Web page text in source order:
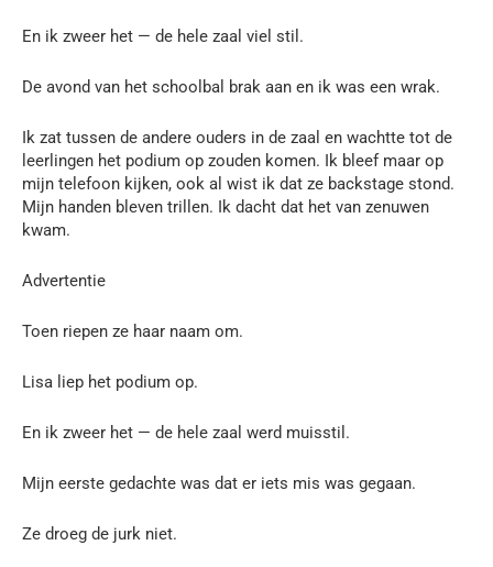
En ik zweer het — de hele zaal viel stil.
De avond van het schoolbal brak aan en ik was een wrak.
Ik zat tussen de andere ouders in de zaal en wachtte tot de
leerlingen het podium op zouden komen. Ik bleef maar op
mijn telefoon kijken, ook al wist ik dat ze backstage stond.
Mijn handen bleven trillen. Ik dacht dat het van zenuwen
kwam.
Advertentie
Toen riepen ze haar naam om.
Lisa liep het podium op.
En ik zweer het — de hele zaal werd muisstil.
Mijn eerste gedachte was dat er iets mis was gegaan.
Ze droeg de jurk niet.